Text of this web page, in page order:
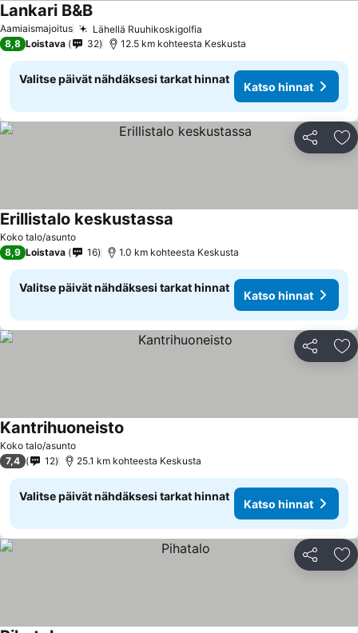
Aamiaismajoitus Lähellä Ruuhikoskigolfia
Lankari B&B
8,8 Loistava 32 12.5 km kohteesta Keskusta
Valitse päivät nähdäksesi tarkat hinnat
Katso hinnat
Jaa
Koko talo/asunto
Erillistalo keskustassa
8,9 Loistava 16 1.0 km kohteesta Keskusta
Valitse päivät nähdäksesi tarkat hinnat
Katso hinnat
Jaa
Koko talo/asunto
Kantrihuoneisto
7,4 12 25.1 km kohteesta Keskusta
Valitse päivät nähdäksesi tarkat hinnat
Katso hinnat
Jaa